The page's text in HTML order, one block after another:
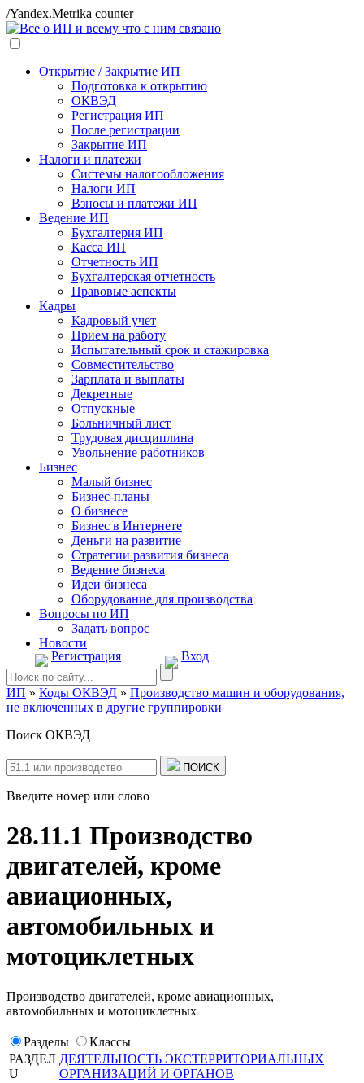
/Yandex.Metrika counter
Открытие / Закрытие ИП
Подготовка к открытию
ОКВЭД
Регистрация ИП
После регистрации
Закрытие ИП
Налоги и платежи
Системы налогообложения
Налоги ИП
Взносы и платежи ИП
Ведение ИП
Бухгалтерия ИП
Касса ИП
Отчетность ИП
Бухгалтерская отчетность
Правовые аспекты
Кадры
Кадровый учет
Прием на работу
Испытательный срок и стажировка
Совместительство
Зарплата и выплаты
Декретные
Отпускные
Больничный лист
Трудовая дисциплина
Увольнение работников
Бизнес
Малый бизнес
Бизнес-планы
О бизнесе
Бизнес в Интернете
Деньги на развитие
Стратегии развития бизнеса
Ведение бизнеса
Идеи бизнеса
Оборудование для производства
Вопросы по ИП
Задать вопрос
Новости
Регистрация
Вход
ИП » Коды ОКВЭД » Производство машин и оборудования,
не включенных в другие группировки
Поиск ОКВЭД
ПОИСК
Введите номер или слово
28.11.1 Производство
двигателей, кроме
авиационных,
автомобильных и
мотоциклетных
Производство двигателей, кроме авиационных,
автомобильных и мотоциклетных
Разделы
Классы
РАЗДЕЛ
U
ДЕЯТЕЛЬНОСТЬ ЭКСТЕРРИТОРИАЛЬНЫХ
ОРГАНИЗАЦИЙ И ОРГАНОВ